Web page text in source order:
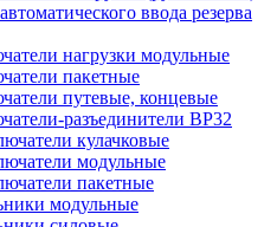
ввода резерва
нагрузки модульные
пакетные
путевые, концевые
разъединители ВР32
кулачковые
модульные
пакетные
модульные